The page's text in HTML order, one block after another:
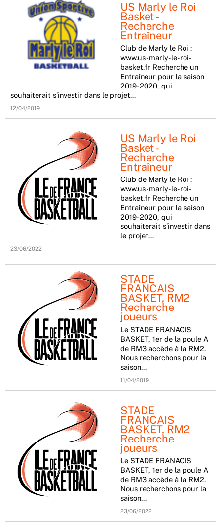
US Marly le Roi
Basket -
Recherche
Entraîneur
Club de Marly le Roi :
www.us-marly-le-roi-
basket.fr Recherche un
Entraîneur pour la saison
2019-2020, qui
souhaiterait s’investir dans le projet…
12/04/2019
US Marly le Roi
Basket -
Recherche
Entraîneur
Club de Marly le Roi :
www.us-marly-le-roi-
basket.fr Recherche un
Entraîneur pour la saison
2019-2020, qui
souhaiterait s’investir dans
le projet…
23/06/2022
STADE
FRANCAIS
BASKET, RM2
Recherche
joueurs
Le STADE FRANACIS
BASKET, 1er de la poule A
de RM3 accède à la RM2.
Nous recherchons pour la
saison…
11/04/2019
STADE
FRANCAIS
BASKET, RM2
Recherche
joueurs
Le STADE FRANACIS
BASKET, 1er de la poule A
de RM3 accède à la RM2.
Nous recherchons pour la
saison…
23/06/2022